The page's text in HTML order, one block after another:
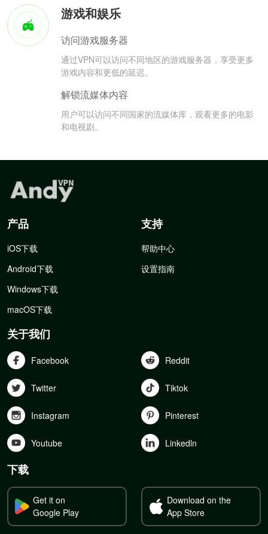
游戏和娱乐
访问游戏服务器
通过VPN可以访问不同地区的游戏服务器，享受更多
游戏内容和更低的延迟。
解锁流媒体内容
用户可以访问不同国家的流媒体库，观看更多的电影
和电视剧。
产品
iOS下载
Android下载
Windows下载
macOS下载
支持
帮助中心
设置指南
关于我们
Facebook Reddit
Twitter Tiktok
Instagram Pinterest
Youtube Linkedln
下载
Get it on
Google Play
Download on the
App Store